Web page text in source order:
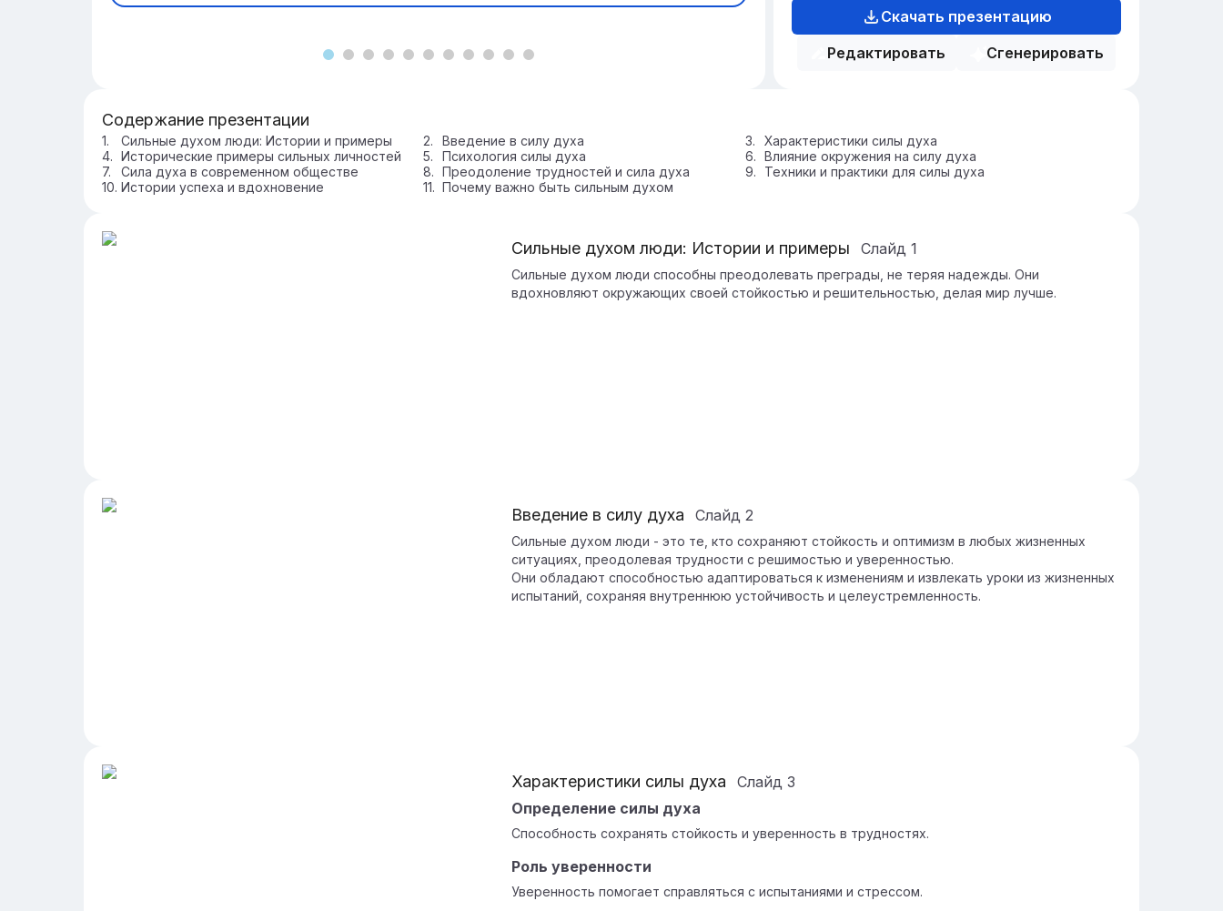
Скачать презентацию
Редактировать
Сгенерировать
Содержание презентации
Сильные духом люди: Истории и примеры Введение в силу духа
Характеристики силы духа
Исторические примеры сильных личностей
Психология силы духа
Влияние окружения на силу духа
Сила духа в современном обществе
Преодоление трудностей и сила духа
Техники и практики для силы духа
Истории успеха и вдохновение
Почему важно быть сильным духом
Сильные духом люди: Истории и примеры Слайд 1
Сильные духом люди способны преодолевать преграды, не теряя надежды. Они
вдохновляют окружающих своей стойкостью и решительностью, делая мир лучше.
Введение в силу духа Слайд 2
Сильные духом люди - это те, кто сохраняют стойкость и оптимизм в любых жизненных
ситуациях, преодолевая трудности с решимостью и уверенностью.
Они обладают способностью адаптироваться к изменениям и извлекать уроки из жизненных
испытаний, сохраняя внутреннюю устойчивость и целеустремленность.
Характеристики силы духа Слайд 3
Определение силы духа
Способность сохранять стойкость и уверенность в трудностях.
Роль уверенности
Уверенность помогает справляться с испытаниями и стрессом.